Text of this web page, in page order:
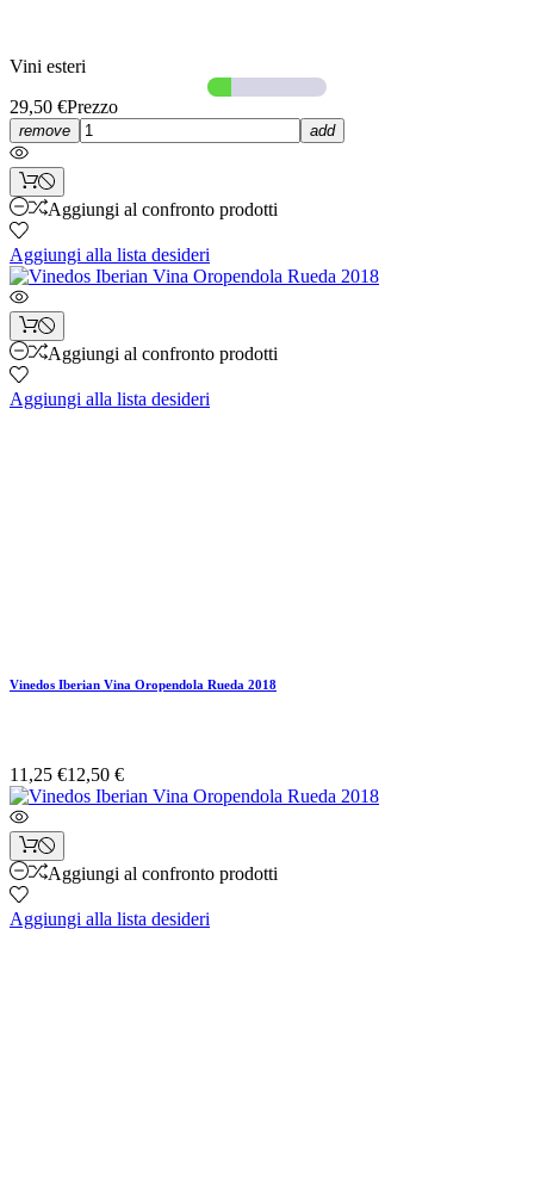
Vini esteri
29,50 €Prezzo
remove add
Aggiungi al confronto prodotti
Aggiungi alla lista desideri
Aggiungi al confronto prodotti
Aggiungi alla lista desideri
Vinedos Iberian Vina Oropendola Rueda 2018
11,25 €12,50 €
Aggiungi al confronto prodotti
Aggiungi alla lista desideri